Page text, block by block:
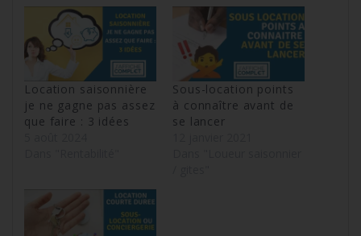
Location saisonnière
je ne gagne pas assez
que faire : 3 idées
Sous-location points
à connaître avant de
se lancer